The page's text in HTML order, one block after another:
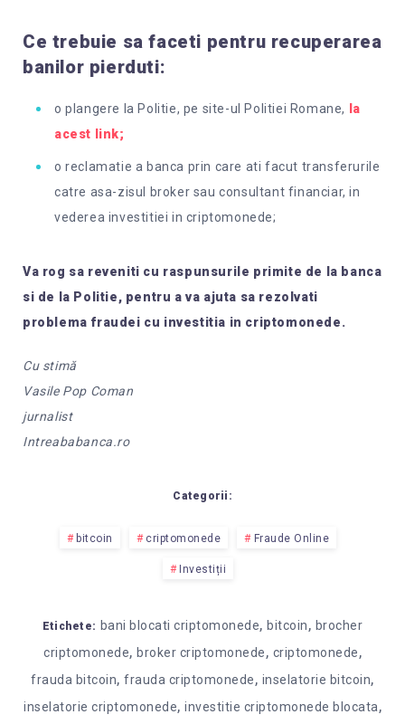
Ce trebuie sa faceti pentru recuperarea
banilor pierduti:
o plangere la Politie, pe site-ul Politiei Romane, la
acest link;
o reclamatie a banca prin care ati facut transferurile
catre asa-zisul broker sau consultant financiar, in
vederea investitiei in criptomonede;
Va rog sa reveniti cu raspunsurile primite de la banca
si de la Politie, pentru a va ajuta sa rezolvati
problema fraudei cu investitia in criptomonede.
Cu stimă
Vasile Pop Coman
jurnalist
Intreababanca.ro
Categorii:
bitcoin criptomonede Fraude Online
Investiții
Etichete: bani blocati criptomonede,bitcoin, brocher
criptomonede, broker criptomonede, criptomonede,
frauda bitcoin,frauda criptomonede, inselatorie bitcoin,
inselatorie criptomonede, investitie criptomonede blocata,